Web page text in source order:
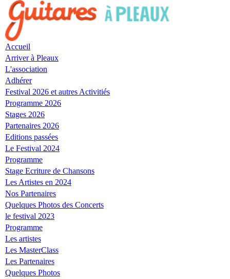
Skip
to
navigation
Skip
to
content
Accueil
Arriver à Pleaux
L'association
Adhérer
Festival 2026 et autres Activitiés
Programme 2026
Stages 2026
Partenaires 2026
Editions passées
Le Festival 2024
Programme
Stage Ecriture de Chansons
Les Artistes en 2024
Nos Partenaires
Quelques Photos des Concerts
le festival 2023
Programme
Les artistes
Les MasterClass
Les Partenaires
Quelques Photos